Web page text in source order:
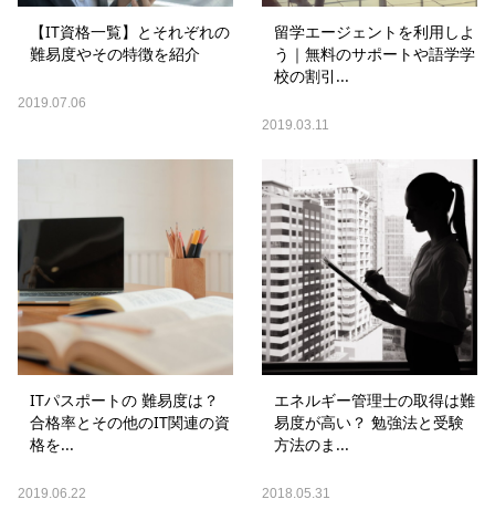
【IT資格一覧】とそれぞれの
難易度やその特徴を紹介
2019.07.06
留学エージェントを利用しよ
う｜無料のサポートや語学学
校の割引...
2019.03.11
ITパスポートの 難易度は？
合格率とその他のIT関連の資
格を...
2019.06.22
エネルギー管理士の取得は難
易度が高い？ 勉強法と受験
方法のま...
2018.05.31